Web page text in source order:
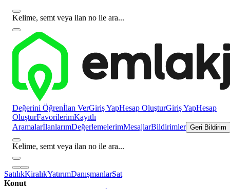
Kelime, semt veya ilan no ile ara...
Değerini Öğrenİlan VerGiriş YapHesap OluşturGiriş YapHesap
OluşturFavorilerimKayıtlı
AramalarİlanlarımDeğerlemelerimMesajlarBildirimler Geri Bildirim
Kelime, semt veya ilan no ile ara...
SatılıkKiralıkYatırımDanışmanlarSat
Konut